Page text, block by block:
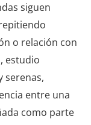
siguen
o relación con
estudio
serenas,
entre una
como parte